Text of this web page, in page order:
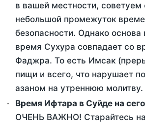
в вашей местности, советуем
небольшой промежуток
безопасности. Однако основа
время Сухура совпадает со
Фаджра. То есть Имсак
пищи и всего, что нарушает
азаном на утреннюю молитву.
Время Ифтара в Суйде на
ОЧЕНЬ ВАЖНО! Старайтесь